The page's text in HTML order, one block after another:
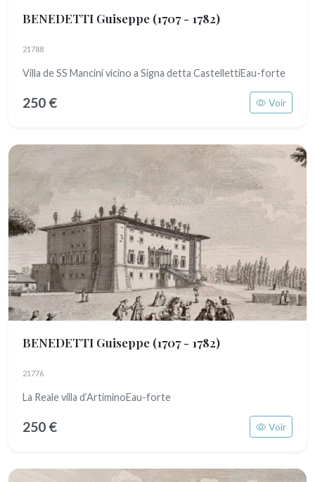
BENEDETTI Guiseppe (1707 - 1782)
21788
Villa de SS Mancini vicino a Signa detta CastellettiEau-forte
250 € Voir
BENEDETTI Guiseppe (1707 - 1782)
21776
La Reale villa d’ArtiminoEau-forte
250 € Voir